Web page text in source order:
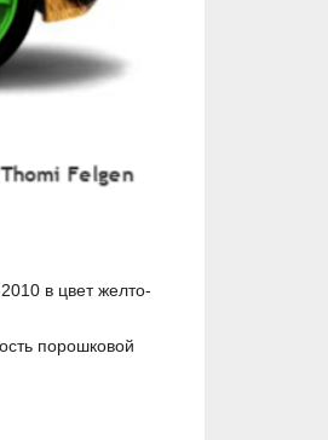
в цвет желто-
порошковой